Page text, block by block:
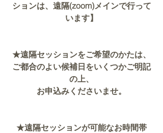
ションは、遠隔(zoom)メインで行って
います】
★遠隔セッションをご希望のかたは、
ご都合のよい候補日をいくつかご明記
の上、
お申込みくださいませ。
★遠隔セッションが可能なお時間帯